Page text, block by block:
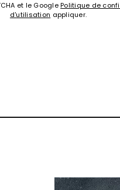
et le GooglePolitique de
d'utilisation appliquer.